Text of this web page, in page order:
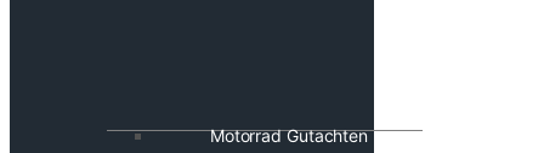
Motorrad Gutachten